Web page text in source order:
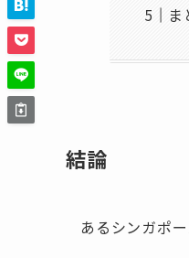
ま
結論
あるシンガポー